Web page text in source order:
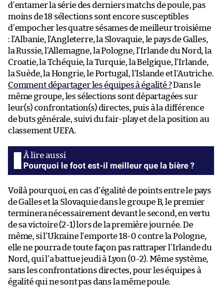
d’entamer la série des derniers matchs de poule, pas
moins de 18 sélections sont encore susceptibles
d’empocher les quatre sésames de meilleur troisième
: l’Albanie, l’Angleterre, la Slovaquie, le pays de Galles,
la Russie, l’Allemagne, la Pologne, l’Irlande du Nord, la
Croatie, la Tchéquie, la Turquie, la Belgique, l’Irlande,
la Suède, la Hongrie, le Portugal, l’Islande et l’Autriche.
Comment départager les équipes à égalité ?Dans le
même groupe, les sélections sont départagées sur
leur(s) confrontation(s) directes, puis à la différence
de buts générale, suivi du fair-play et de la position au
classement UEFA.
Pourquoi le foot est-il meilleur que la bière ?
Voilà pourquoi, en cas d’égalité de points entre le pays
de Galles et la Slovaquie dans le groupe B, le premier
terminera nécessairement devant le second, en vertu
de sa victoire (2-1) lors de la première journée. De
même, si l’Ukraine l’emporte 18-0 contre la Pologne,
elle ne pourra de toute façon pas rattraper l’Irlande du
Nord, qui l’a battue jeudi à Lyon (0-2). Même système,
sans les confrontations directes, pour les équipes à
égalité qui ne sont pas dans la même poule.